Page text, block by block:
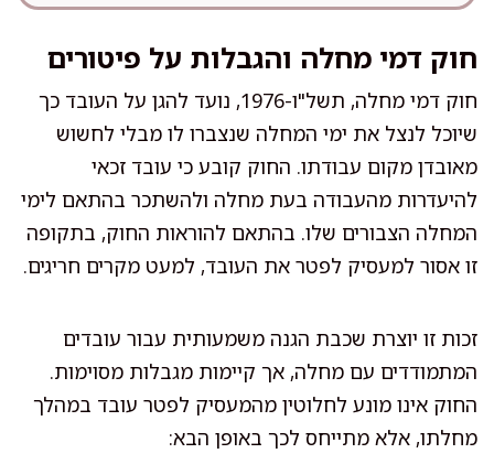
חוק דמי מחלה והגבלות על פיטורים
חוק דמי מחלה, תשל"ו-1976, נועד להגן על העובד כך
שיוכל לנצל את ימי המחלה שנצברו לו מבלי לחשוש
מאובדן מקום עבודתו. החוק קובע כי עובד זכאי
להיעדרות מהעבודה בעת מחלה ולהשתכר בהתאם לימי
המחלה הצבורים שלו. בהתאם להוראות החוק, בתקופה
זו אסור למעסיק לפטר את העובד, למעט מקרים חריגים.
זכות זו יוצרת שכבת הגנה משמעותית עבור עובדים
המתמודדים עם מחלה, אך קיימות מגבלות מסוימות.
החוק אינו מונע לחלוטין מהמעסיק לפטר עובד במהלך
מחלתו, אלא מתייחס לכך באופן הבא: